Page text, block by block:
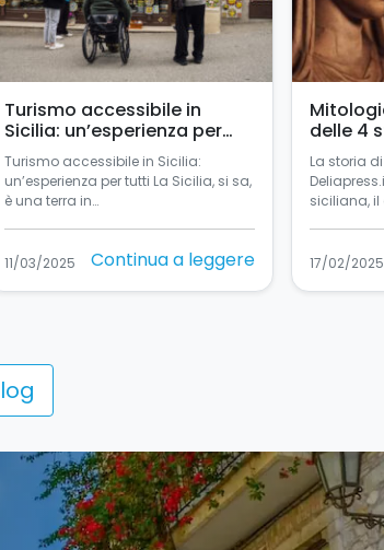
Turismo accessibile in
Sicilia: un’esperienza per
tutti
Turismo accessibile in Sicilia:
un’esperienza per tutti La Sicilia, si sa,
è una terra in…
11/03/2025 Continua a leggere
delle 4
La storia
siciliana, il
17/02/2025